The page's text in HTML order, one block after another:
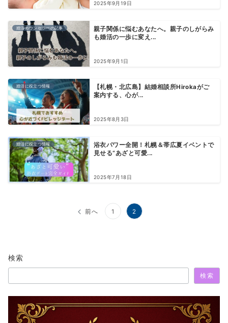
2025年9月19日
婚活カウンセラーの記事
親子関係に悩むあなたへ。親子のしがらみ
も婚活の一歩に変え...
2025年9月1日
婚活に役立つ情報
【札幌・北広島】結婚相談所Hirokaがご
案内する、心が...
2025年8月3日
婚活に役立つ情報
浴衣パワー全開！札幌＆帯広夏イベントで
見せる“あざと可愛...
2025年7月18日
ペ
ー
ジ
送
前へ 1 2
検索
検索